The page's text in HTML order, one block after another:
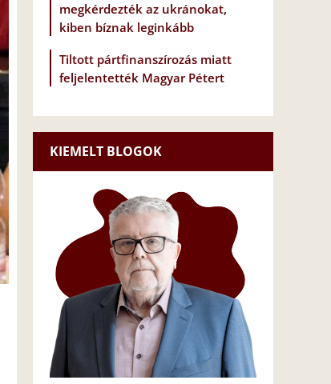
megkérdezték az ukránokat,
kiben bíznak leginkább
Tiltott pártfinanszírozás miatt
feljelentették Magyar Pétert
KIEMELT BLOGOK